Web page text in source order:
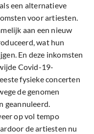
een alternatieve
voor artiesten.
aan een nieuw
wat hun
En deze inkomsten
Covid-19-
fysieke concerten
de genomen
geannuleerd.
op vol tempo
de artiesten nu